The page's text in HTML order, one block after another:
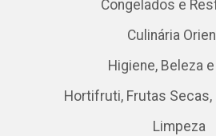
Congelados e
Culinária
Higiene, Beleza
Hortifruti, Frutas Secas,
Limpeza